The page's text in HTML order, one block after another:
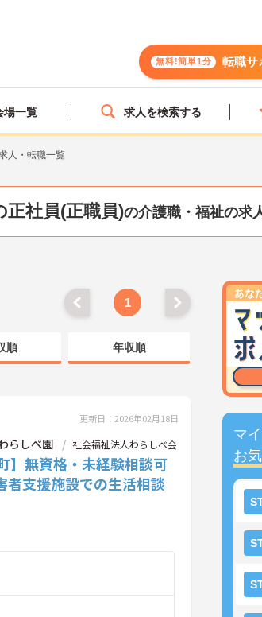
無料!簡単1分 転職サ
場一覧 求人を検索する
人・転職一覧
正社員(正職員)の介護職・福祉の求
マ
お
1
順 年収順
更新日：2026年02月18日
らしべ園 社会福祉法人わらしべ会
】無資格・未経験相談可
支援施設での生活相談